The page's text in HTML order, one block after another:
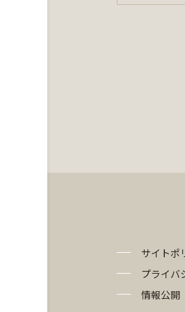
サイトポ
プライバ
情報公開